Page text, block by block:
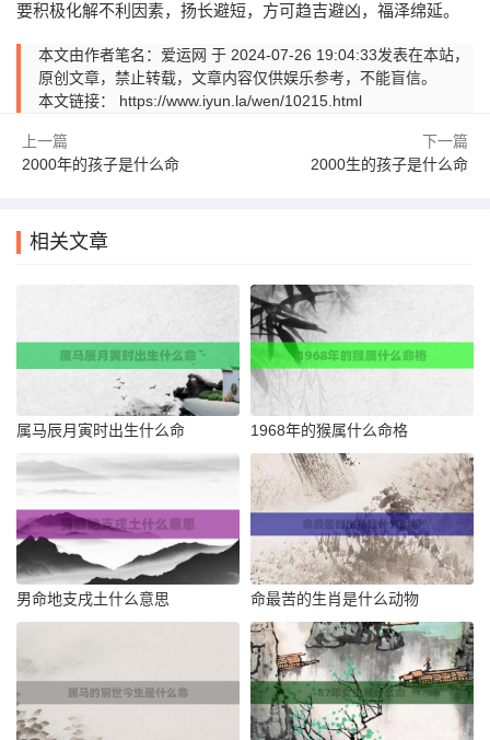
要积极化解不利因素，扬长避短，方可趋吉避凶，福泽绵延。
本文由作者笔名：爱运网 于 2024-07-26 19:04:33发表在本站，
原创文章，禁止转载，文章内容仅供娱乐参考，不能盲信。
本文链接： https://www.iyun.la/wen/10215.html
上一篇
2000年的孩子是什么命
下一篇
2000生的孩子是什么命
相关文章
属马辰月寅时出生什么命 1968年的猴属什么命格
男命地支戌土什么意思 命最苦的生肖是什么动物